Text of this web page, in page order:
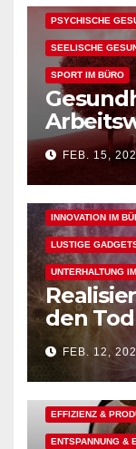
PSYCHISCHE
SEELISCHE
SPORT IM BÜRO
sowie
und
bei der
FEB. 15,
ALLGEMEIN
BÜRO GADGETS
EFFIZIENZ &
INNOVATION IM
LUSTIGE
UNTERHALTUNG
den
FEB. 12,
EFFIZIENZ &
ENTSPANNUNG &